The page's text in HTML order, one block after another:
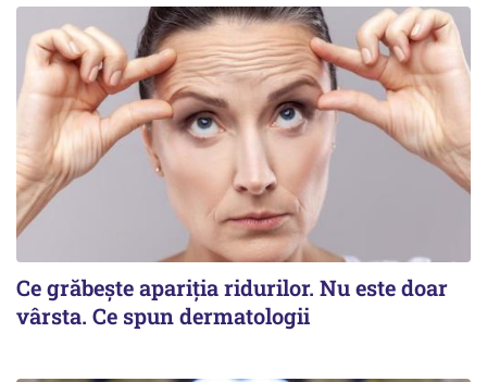
Ce grăbește apariția ridurilor. Nu este doar
vârsta. Ce spun dermatologii